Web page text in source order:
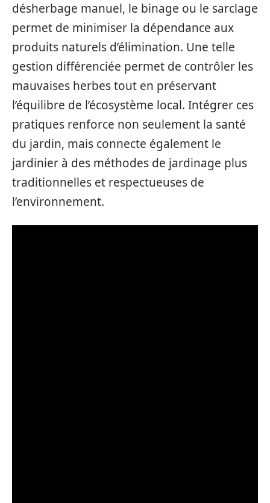
désherbage manuel, le binage ou le sarclage
permet de minimiser la dépendance aux
produits naturels d’élimination. Une telle
gestion différenciée permet de contrôler les
mauvaises herbes tout en préservant
l’équilibre de l’écosystème local. Intégrer ces
pratiques renforce non seulement la santé
du jardin, mais connecte également le
jardinier à des méthodes de jardinage plus
traditionnelles et respectueuses de
l’environnement.